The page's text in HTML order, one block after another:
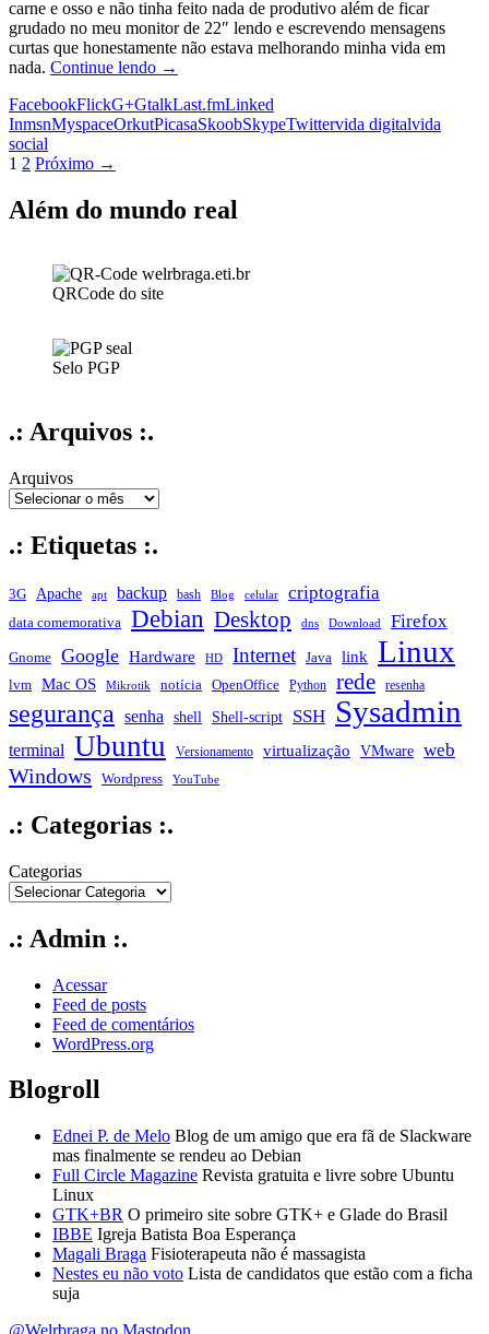
carne e osso e não tinha feito nada de produtivo além de ficar
grudado no meu monitor de 22″ lendo e escrevendo mensagens
curtas que honestamente não estava melhorando minha vida em
nada. Continue lendo Simplificando
vida
online
→
FacebookFlickG+GtalkLast.fmLinked
InmsnMyspaceOrkutPicasaSkoobSkypeTwittervida digitalvida
social
Navegação
posts
1 2 Próximo →
Além do mundo real
QRCode do site
Selo PGP
.: Arquivos :.
Arquivos
.: Etiquetas :.
3G Apache apt backup bash Blog celular criptografia
data comemorativa Debian Desktop dns Download Firefox
Gnome Google Hardware HD Internet Java link Linux
lvm Mac OS Mikrotik notícia OpenOffice Python rede resenha
segurança senha shell Shell-script SSH Sysadmin
terminal Ubuntu Versionamento virtualização VMware web
Windows Wordpress YouTube
.: Categorias :.
Categorias
.: Admin :.
Acessar
Feed de posts
Feed de comentários
WordPress.org
Blogroll
Ednei P. de Melo Blog de um amigo que era fã de Slackware
mas finalmente se rendeu ao Debian
Full Circle Magazine Revista gratuita e livre sobre Ubuntu
Linux
GTK+BR O primeiro site sobre GTK+ e Glade do Brasil
IBBE Igreja Batista Boa Esperança
Magali Braga Fisioterapeuta não é massagista
Nestes eu não voto Lista de candidatos que estão com a ficha
suja